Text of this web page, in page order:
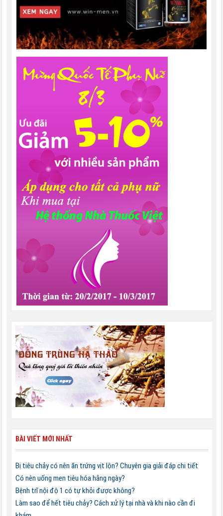
BÀI VIẾT MỚI NHẤT
Bị tiêu chảy có nên ăn trứng vịt lộn? Chuyên gia giải đáp chi tiết
Có nên uống men tiêu hóa hằng ngày?
Bệnh trĩ nội độ 1 có tự khỏi được không?
Làm sao để hết tiêu chảy? Cách xử lý tại nhà và khi nào cần đi